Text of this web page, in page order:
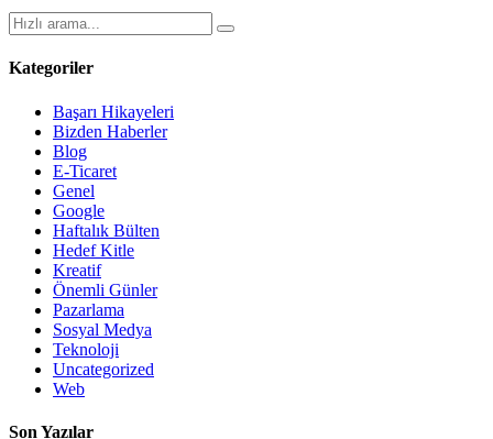
Kategoriler
Başarı Hikayeleri
Bizden Haberler
Blog
E-Ticaret
Genel
Google
Haftalık Bülten
Hedef Kitle
Kreatif
Önemli Günler
Pazarlama
Sosyal Medya
Teknoloji
Uncategorized
Web
Son Yazılar